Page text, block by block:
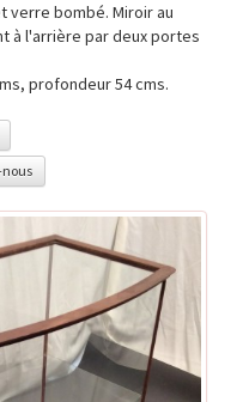
verre bombé. Miroir au
à l'arrière par deux portes
profondeur 54 cms.